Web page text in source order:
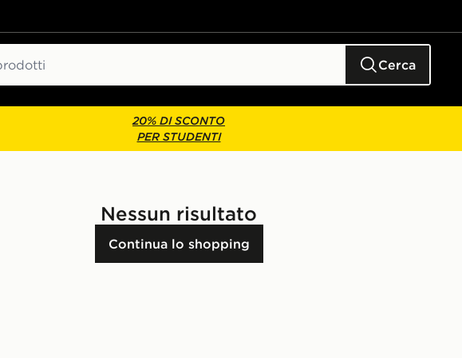
Cerca
20% DI SCONTO
PER STUDENTI
Nessun risultato
Continua lo shopping